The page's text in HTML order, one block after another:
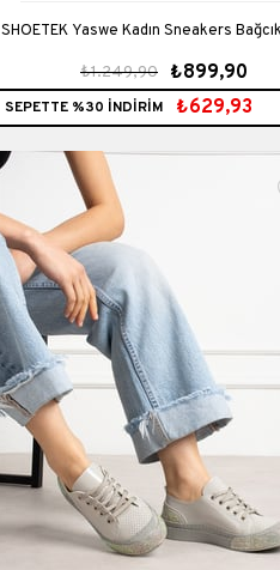
SHOETEK Yaswe Kadın Sneakers Bağcıklı Spor
Ayakkabı Mavi/Beyaz Deri
₺899,90
₺1.249,90
SEPETTE %30 İNDİRİM ₺629,93